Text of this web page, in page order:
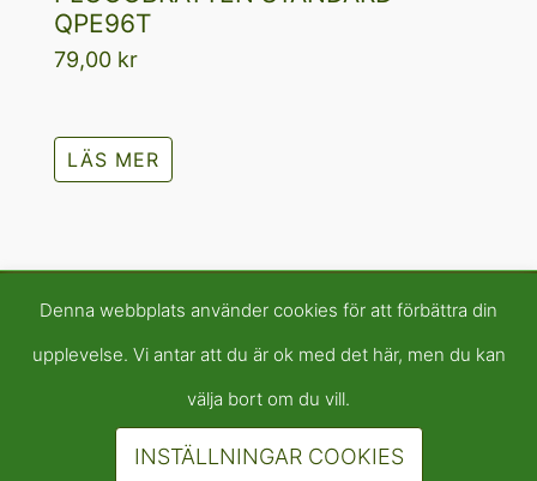
QPE96T
79,00 kr
LÄS MER
Denna webbplats använder cookies för att förbättra din
upplevelse. Vi antar att du är ok med det här, men du kan
välja bort om du vill.
INSTÄLLNINGAR COOKIES